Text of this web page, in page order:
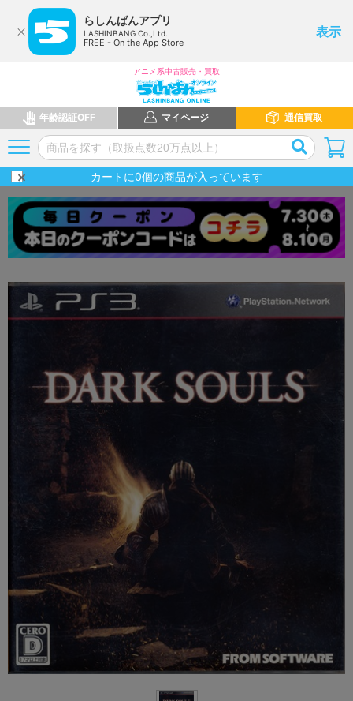
らしんばんアプリ
LASHINBANG Co.,Ltd.
FREE - On the App Store
表示
アニメ系中古販売・買取
年齢認証OFF マイページ 通信買取
カートに0個の商品が入っています